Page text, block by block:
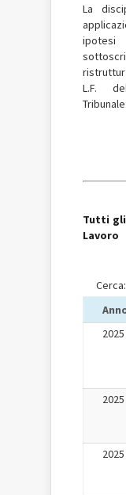
La
L.F.
Tutti
Lavoro
Cerca:
2025
2025
2025